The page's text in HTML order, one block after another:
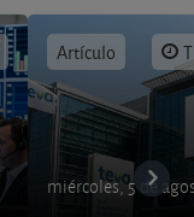
Artículo
miércoles, 5 de